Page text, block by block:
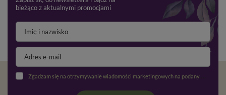
bieżąco z aktualnymi promocjami
Zgadzam się na otrzymywanie wiadomości marketingowych na podany adres e-mail oraz przetwarzanie danych osobowych zgodnie z